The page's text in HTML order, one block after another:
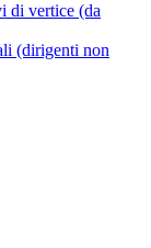
di vertice (da
(dirigenti non